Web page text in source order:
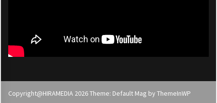
Copyright@HIRAMEDIA 2026 Theme: Default Mag by ThemeInWP